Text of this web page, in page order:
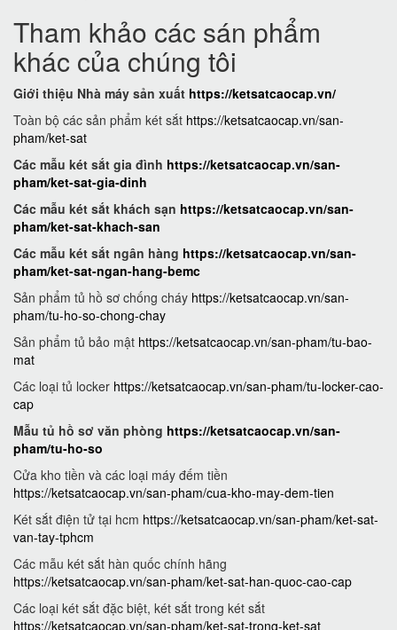
Tham khảo các sán phẩm
khác của chúng tôi
Giới thiệu Nhà máy sản xuất https://ketsatcaocap.vn/
Toàn bộ các sản phẩm két sắt https://ketsatcaocap.vn/san-
pham/ket-sat
Các mẫu két sắt gia đình https://ketsatcaocap.vn/san-
pham/ket-sat-gia-dinh
Các mẫu két sắt khách sạn https://ketsatcaocap.vn/san-
pham/ket-sat-khach-san
Các mẫu két sắt ngân hàng https://ketsatcaocap.vn/san-
pham/ket-sat-ngan-hang-bemc
Sản phẩm tủ hồ sơ chống cháy https://ketsatcaocap.vn/san-
pham/tu-ho-so-chong-chay
Sản phẩm tủ bảo mật https://ketsatcaocap.vn/san-pham/tu-bao-
mat
Các loại tủ locker https://ketsatcaocap.vn/san-pham/tu-locker-cao-
cap
Mẫu tủ hồ sơ văn phòng https://ketsatcaocap.vn/san-
pham/tu-ho-so
Cửa kho tiền và các loại máy đếm tiền
https://ketsatcaocap.vn/san-pham/cua-kho-may-dem-tien
Két sắt điện tử tại hcm https://ketsatcaocap.vn/san-pham/ket-sat-
van-tay-tphcm
Các mẫu két sắt hàn quốc chính hãng
https://ketsatcaocap.vn/san-pham/ket-sat-han-quoc-cao-cap
Các loại két sắt đặc biệt, két sắt trong két sắt
https://ketsatcaocap.vn/san-pham/ket-sat-trong-ket-sat